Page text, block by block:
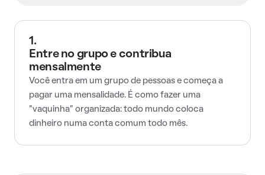
1.
Entre no grupo e contribua
mensalmente
Você entra em um grupo de pessoas e começa a
pagar uma mensalidade. É como fazer uma
"vaquinha" organizada: todo mundo coloca
dinheiro numa conta comum todo mês.